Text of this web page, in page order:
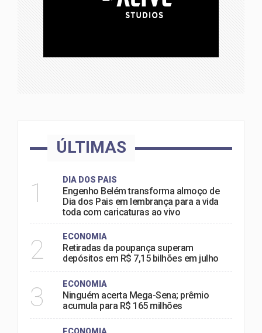
ÚLTIMAS
1 DIA DOS PAIS
Engenho Belém transforma almoço de
Dia dos Pais em lembrança para a vida
toda com caricaturas ao vivo
2 ECONOMIA
Retiradas da poupança superam
depósitos em R$ 7,15 bilhões em julho
3 ECONOMIA
Ninguém acerta Mega-Sena; prêmio
acumula para R$ 165 milhões